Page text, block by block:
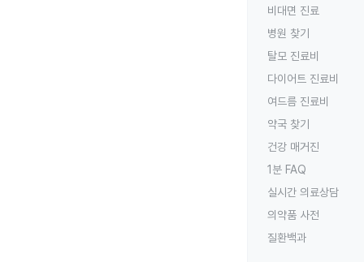
비대면 진료
병원 찾기
탈모 진료비
다이어트 진료비
여드름 진료비
약국 찾기
건강 매거진
1분 FAQ
실시간 의료상담
의약품 사전
질환백과